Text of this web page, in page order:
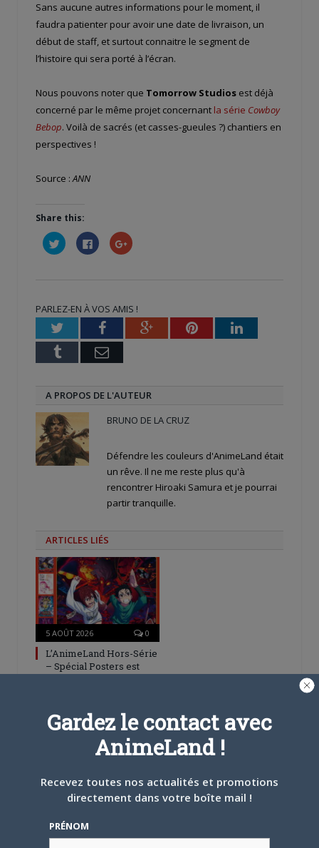
Sans aucune autres informations pour le moment, il
faudra patienter pour avoir une date de livraison, un
début de staff, et surtout connaitre le segment de
l’histoire qui sera porté à l’écran.
Nous pouvons noter que Tomorrow Studios est déjà
concerné par le même projet concernant la série Cowboy
Bebop. Voilà de sacrés (et casses-gueules ?) chantiers en
perspectives !
Source :ANN
Share this:
Cliquez
pour
partager
nouvelle
fenêtre)
Cliquez
pour
partager
fenêtre)
Cliquez
pour
nouvelle
fenêtre)
PARLEZ-EN À VOS AMIS !
TwitterFacebookGoogle+PinterestLinkedIn
Tumblr Email
A PROPOS DE L'AUTEUR
BRUNO DE LA CRUZ
Défendre les couleurs d'AnimeLand était
un rêve. Il ne me reste plus qu'à
rencontrer Hiroaki Samura et je pourrai
partir tranquille.
ARTICLES LIÉS
5 AOÛT 2026 0
L’AnimeLand Hors-Série
– Spécial Posters est
4 AOÛT 2026 0
Digimon en préparation
pour 2027
Gardez le contact avec
AnimeLand !
Recevez toutes nos actualités et promotions
directement dans votre boîte mail !
PRÉNOM